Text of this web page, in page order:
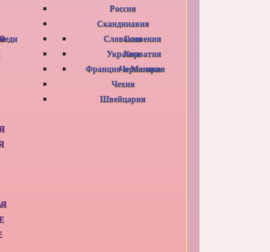
Словения
Хорватия
Черногория
Россия
Скандинавия
Словакия
Украина
Франция и Монако
Чехия
Швейцария